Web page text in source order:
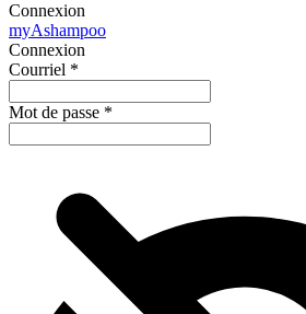
Connexion
myAshampoo
Connexion
Courriel *
Mot de passe *